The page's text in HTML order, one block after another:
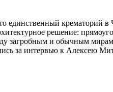
единственный крематорий
решение:
загробным и обычным
за интервью к Алексею